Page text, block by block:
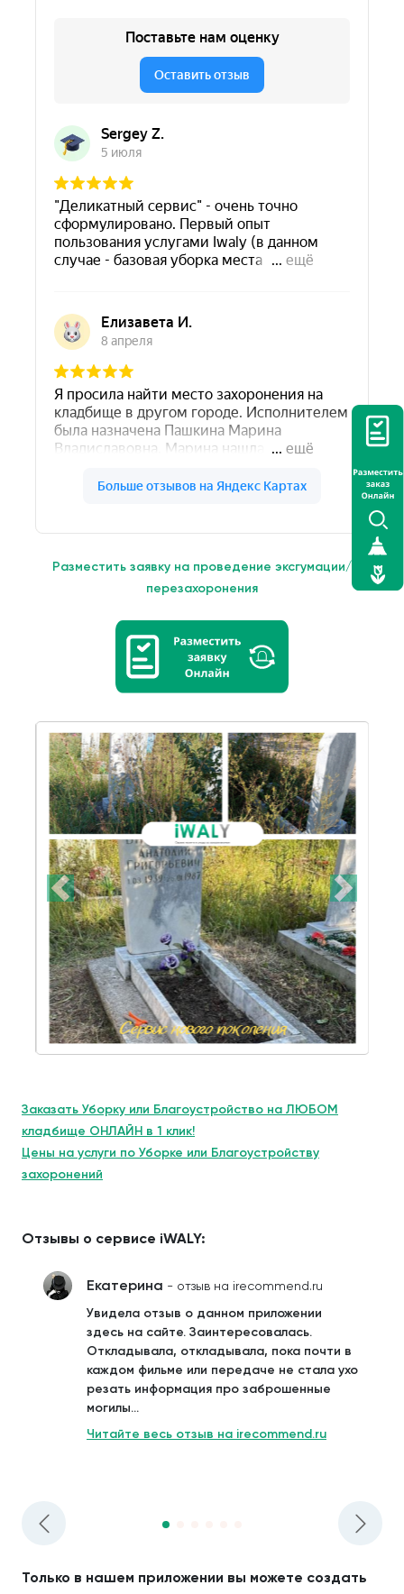
Разместить заявку на проведение эксгумации/
перезахоронения
Заказать Уборку или Благоустройство на ЛЮБОМ
кладбище ОНЛАЙН в 1 клик!
Цены на услуги по Уборке или Благоустройству
захоронений
Отзывы о сервисе iWALY:
Екатерина - отзыв на irecommend.ru
Увидела отзыв о данном приложении
здесь на сайте. Заинтересовалась.
Откладывала, откладывала, пока почти в
каждом фильме или передаче не стала ухо
резать информация про заброшенные
могилы...
Читайте весь отзыв на irecommend.ru
Только в нашем приложении вы можете создать